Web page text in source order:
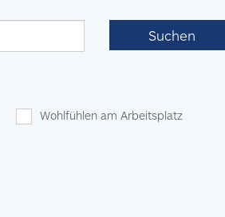
Suchen
Wohlfühlen am Arbeitsplatz